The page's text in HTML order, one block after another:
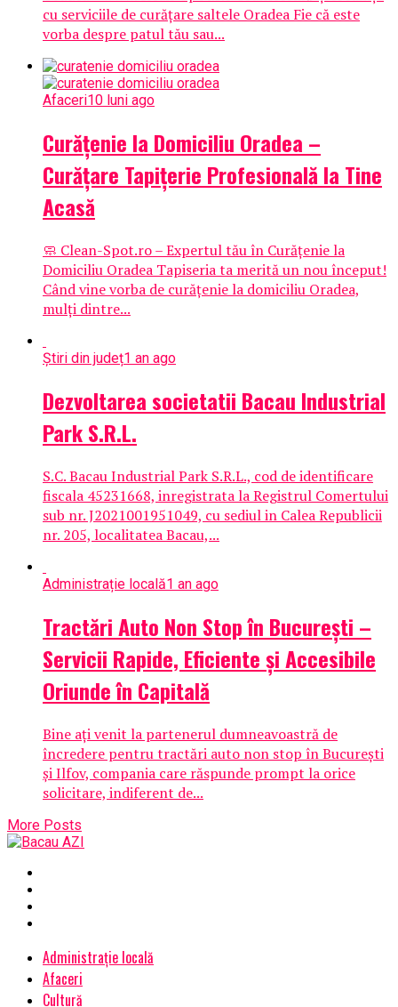
cu serviciile de curățare saltele Oradea Fie că este
vorba despre patul tău sau...
Afaceri10 luni ago
Curățenie la Domiciliu Oradea –
Curățare Tapițerie Profesională la Tine
Acasă
🧼 Clean-Spot.ro – Expertul tău în Curățenie la
Domiciliu Oradea Tapiseria ta merită un nou început!
Când vine vorba de curățenie la domiciliu Oradea,
mulți dintre...
Știri din județ1 an ago
Dezvoltarea societatii Bacau Industrial
Park S.R.L.
S.C. Bacau Industrial Park S.R.L., cod de identificare
fiscala 45231668, inregistrata la Registrul Comertului
sub nr. J2021001951049, cu sediul in Calea Republicii
nr. 205, localitatea Bacau,...
Administrație locală1 an ago
Tractări Auto Non Stop în București –
Servicii Rapide, Eficiente și Accesibile
Oriunde în Capitală
Bine ați venit la partenerul dumneavoastră de
încredere pentru tractări auto non stop în București
și Ilfov, compania care răspunde prompt la orice
solicitare, indiferent de...
More Posts
Administrație locală
Afaceri
Cultură